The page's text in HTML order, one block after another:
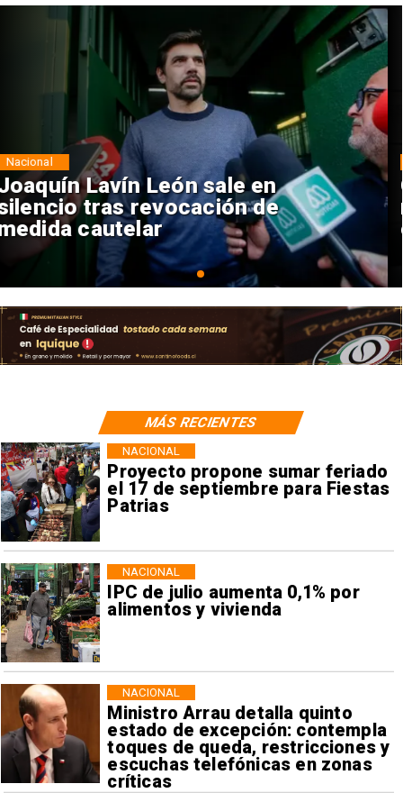
Chile y Venezuela formalizan
reinicio de relaciones
consulares
Nacional
Proyecto propone sumar feriado
el 17 de septiembre para Fiestas
Patrias
NACIONAL
IPC de julio aumenta 0,1% por
alimentos y vivienda
NACIONAL
Ministro Arrau detalla quinto
estado de excepción: contempla
toques de queda, restricciones y
escuchas telefónicas en zonas
críticas
NACIONAL
MÁS RECIENTES